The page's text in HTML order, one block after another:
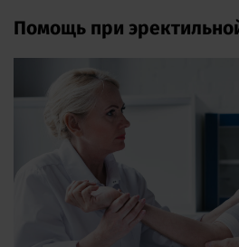
Помощь при